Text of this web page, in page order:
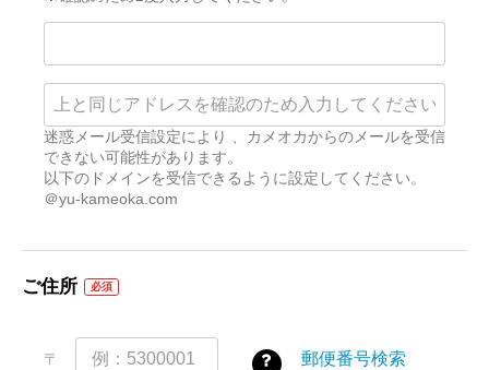
迷惑メール受信設定により 、カメオカからのメールを受信
できない可能性があります。
以下のドメインを受信できるように設定してください。
＠yu-kameoka.com
ご住所 必須
〒 郵便番号検索